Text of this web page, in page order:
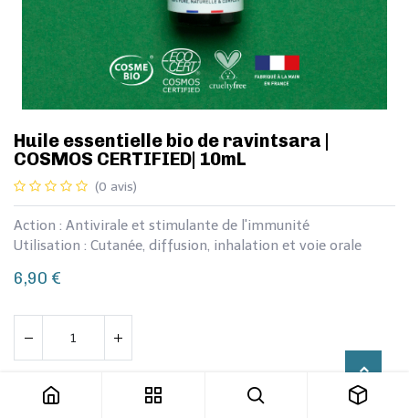
​​​Huile essentielle bio de ravintsara |
COSMOS CERTIFIED| 10mL
(0 avis)
Action : Antivirale et stimulante de l'immunité
Utilisation : Cutanée, diffusion, inhalation et voie orale
6,90 €
Ajouter au panier